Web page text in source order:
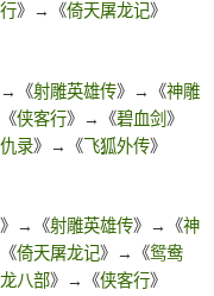
》→《倚天屠龙记》
→《射雕英雄传》→《神雕
侠客行》→《碧血剑 》
录》→《飞狐外传》
》→《射雕英雄传》→《神
倚天屠龙记》→《鸳鸯
八部》→《侠客行》